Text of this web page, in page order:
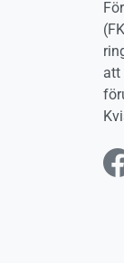
att